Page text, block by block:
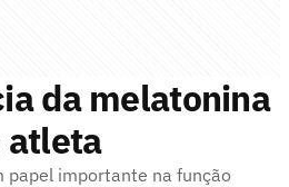
da melatonina
atleta
papel importante na função